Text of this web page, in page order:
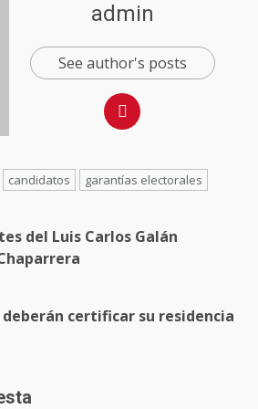
admin
See author's posts
candidatos garantías electorales
del Luis Carlos Galán
certificar su residencia